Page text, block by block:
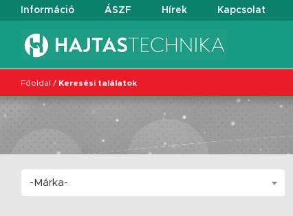
Információ ÁSZF Hírek Kapcsolat
Főoldal / Keresési találatok
-Márka-